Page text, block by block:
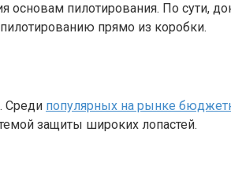
пилотирования. По сути,
прямо из коробки.
. Среди популярных на рынке
защиты широких лопастей.